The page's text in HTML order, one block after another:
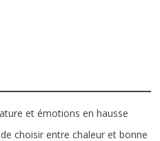
et émotions en hausse
choisir entre chaleur et bonne